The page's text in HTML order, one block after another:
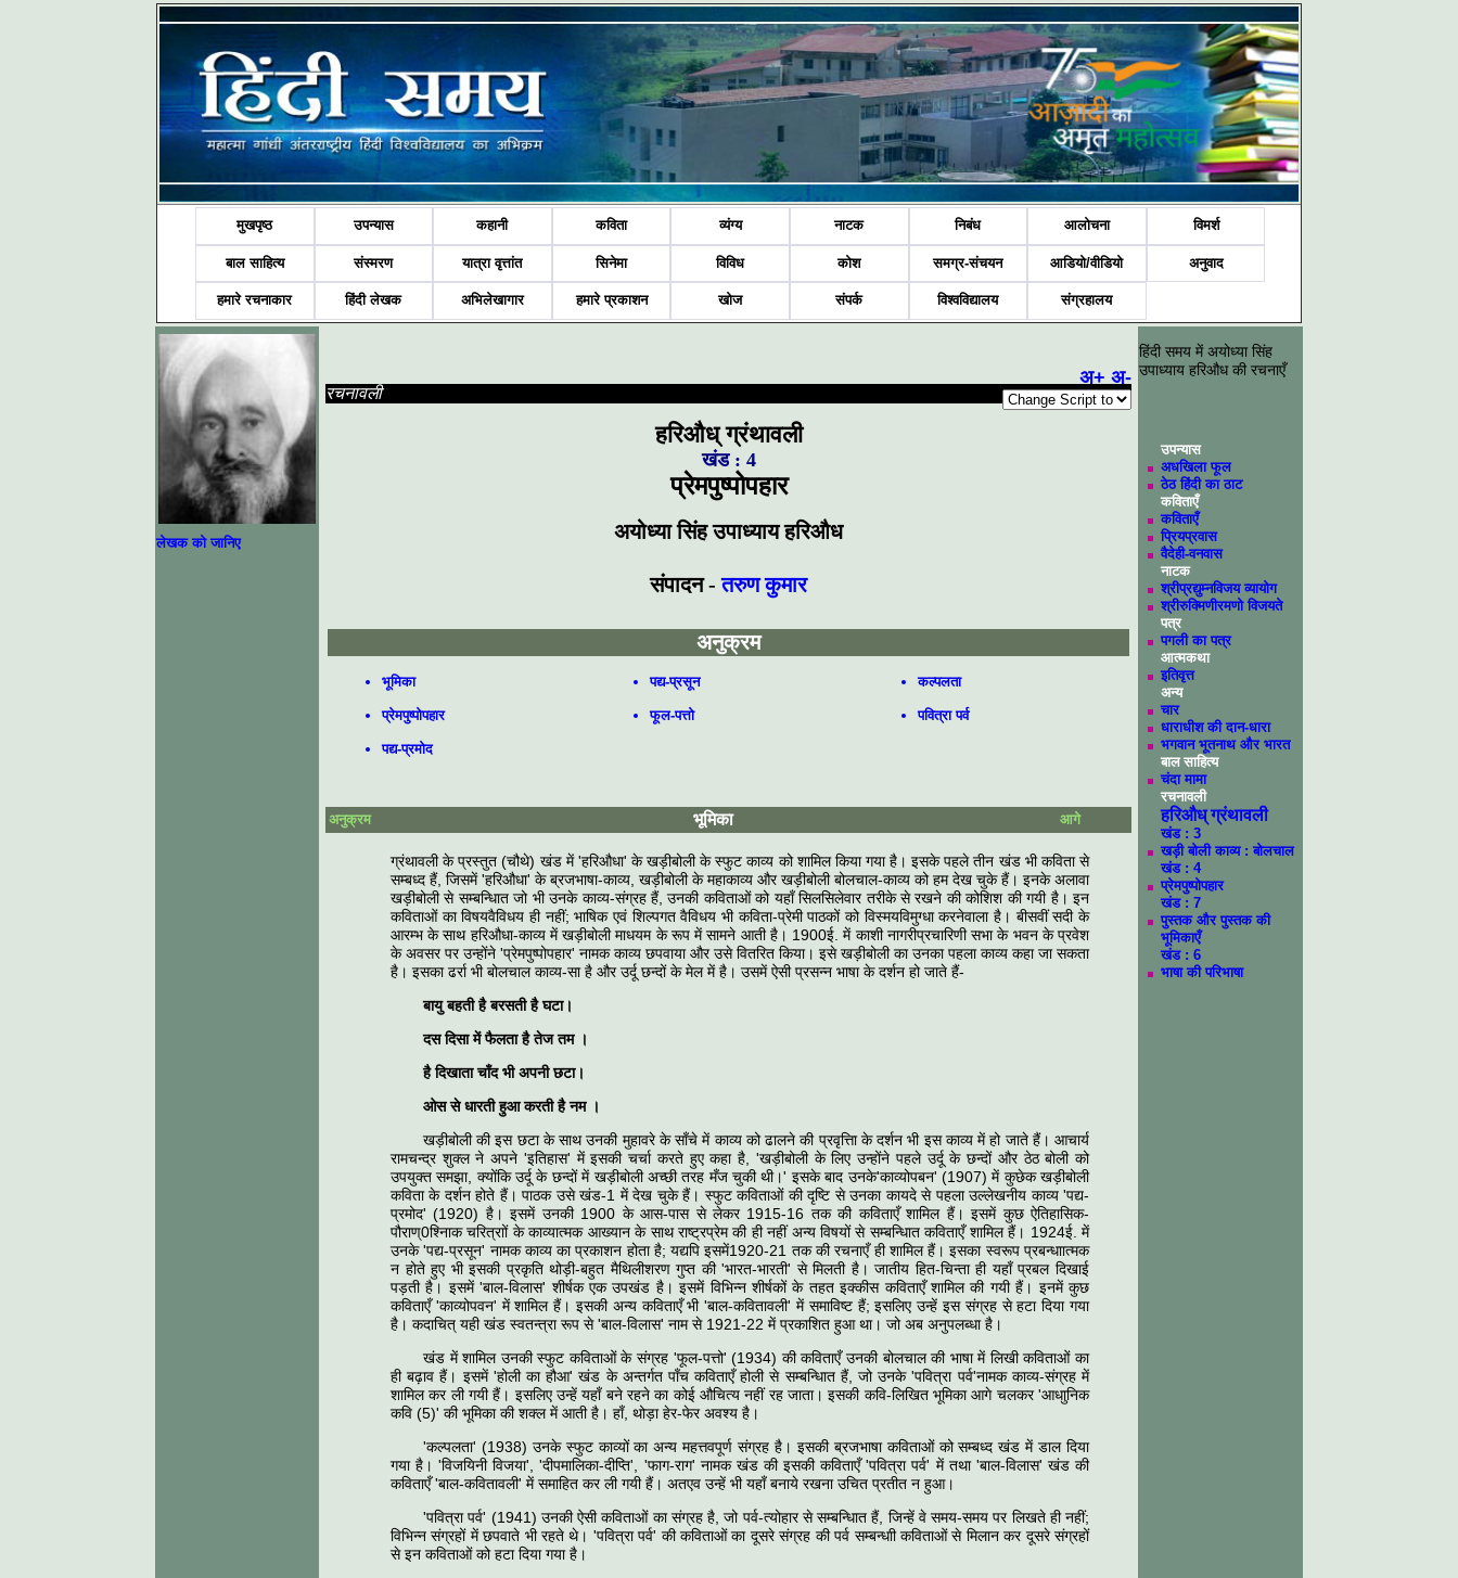
मुखपृष्ठ उपन्यास कहानी कविता व्यंग्य नाटक निबंध आलोचना विमर्श
बाल साहित्य संस्मरण यात्रा वृत्तांत सिनेमा विविध कोश समग्र-संचयन आडियो/वीडियो अनुवाद
हमारे रचनाकार हिंदी लेखक अभिलेखागार हमारे प्रकाशन खोज संपर्क विश्वविद्यालय संग्रहालय
लेखक को जानिए
अ+ अ-
रचनावली
हरिऔध् ग्रंथावली
खंड : 4
प्रेमपुष्पोपहार
अयोध्या सिंह उपाध्याय हरिऔध
संपादन -तरुण कुमार
अनुक्रम
भूमिका
प्रेमपुष्पोपहार
पद्य-प्रमोद
पद्य-प्रसून
फूल-पत्तो
कल्पलता
पवित्रा पर्व
अनुक्रम भूमिका आगे
ग्रंथावली के प्रस्तुत (चौथे) खंड में 'हरिऔधा' के खड़ीबोली के स्फुट काव्य को शामिल किया गया है। इसके पहले तीन खंड भी कविता से
सम्बध्द हैं, जिसमें 'हरिऔधा' के ब्रजभाषा-काव्य, खड़ीबोली के महाकाव्य और खड़ीबोली बोलचाल-काव्य को हम देख चुके हैं। इनके अलावा
खड़ीबोली से सम्बन्धिात जो भी उनके काव्य-संग्रह हैं, उनकी कविताओं को यहाँ सिलसिलेवार तरीके से रखने की कोशिश की गयी है। इन
कविताओं का विषयवैविधय ही नहीं; भाषिक एवं शिल्पगत वैविधय भी कविता-प्रेमी पाठकों को विस्मयविमुग्धा करनेवाला है। बीसवीं सदी के
आरम्भ के साथ हरिऔधा-काव्य में खड़ीबोली माधयम के रूप में सामने आती है। 1900ई. में काशी नागरीप्रचारिणी सभा के भवन के प्रवेश
के अवसर पर उन्होंने 'प्रेमपुष्पोपहार' नामक काव्य छपवाया और उसे वितरित किया। इसे खड़ीबोली का उनका पहला काव्य कहा जा सकता
है। इसका ढर्रा भी बोलचाल काव्य-सा है और उर्दू छन्दों के मेल में है। उसमें ऐसी प्रसन्न भाषा के दर्शन हो जाते हैं-
बायु बहती है बरसती है घटा।
दस दिसा में फैलता है तेज तम ।
है दिखाता चाँद भी अपनी छटा।
ओस से धारती हुआ करती है नम ।
खड़ीबोली की इस छटा के साथ उनकी मुहावरे के साँचे में काव्य को ढालने की प्रवृत्तिा के दर्शन भी इस काव्य में हो जाते हैं। आचार्य
रामचन्द्र शुक्ल ने अपने 'इतिहास' में इसकी चर्चा करते हुए कहा है, 'खड़ीबोली के लिए उन्होंने पहले उर्दू के छन्दों और ठेठ बोली को
उपयुक्त समझा, क्योंकि उर्दू के छन्दों में खड़ीबोली अच्छी तरह मँज चुकी थी।' इसके बाद उनके'काव्योपबन' (1907) में कुछेक खड़ीबोली
कविता के दर्शन होते हैं। पाठक उसे खंड-1 में देख चुके हैं। स्फुट कविताओं की दृष्टि से उनका कायदे से पहला उल्लेखनीय काव्य 'पद्य-
प्रमोद' (1920) है। इसमें उनकी 1900 के आस-पास से लेकर 1915-16 तक की कविताएँ शामिल हैं। इसमें कुछ ऐतिहासिक-
पौराण्0श्निाक चरित्राों के काव्यात्मक आख्यान के साथ राष्ट्रप्रेम की ही नहीं अन्य विषयों से सम्बन्धिात कविताएँ शामिल हैं। 1924ई. में
उनके 'पद्य-प्रसून' नामक काव्य का प्रकाशन होता है; यद्यपि इसमें1920-21 तक की रचनाएँ ही शामिल हैं। इसका स्वरूप प्रबन्धाात्मक
न होते हुए भी इसकी प्रकृति थोड़ी-बहुत मैथिलीशरण गुप्त की 'भारत-भारती' से मिलती है। जातीय हित-चिन्ता ही यहाँ प्रबल दिखाई
पड़ती है। इसमें 'बाल-विलास' शीर्षक एक उपखंड है। इसमें विभिन्न शीर्षकों के तहत इक्कीस कविताएँ शामिल की गयी हैं। इनमें कुछ
कविताएँ 'काव्योपवन' में शामिल हैं। इसकी अन्य कविताएँ भी 'बाल-कवितावली' में समाविष्ट हैं; इसलिए उन्हें इस संग्रह से हटा दिया गया
है। कदाचित् यही खंड स्वतन्त्रा रूप से 'बाल-विलास' नाम से 1921-22 में प्रकाशित हुआ था। जो अब अनुपलब्धा है।
खंड में शामिल उनकी स्फुट कविताओं के संग्रह 'फूल-पत्तो' (1934) की कविताएँ उनकी बोलचाल की भाषा में लिखी कविताओं का
ही बढ़ाव हैं। इसमें 'होली का हौआ' खंड के अन्तर्गत पाँच कविताएँ होली से सम्बन्धिात हैं, जो उनके 'पवित्रा पर्व'नामक काव्य-संग्रह में
शामिल कर ली गयी हैं। इसलिए उन्हें यहाँ बने रहने का कोई औचित्य नहीं रह जाता। इसकी कवि-लिखित भूमिका आगे चलकर 'आधाुनिक
कवि (5)' की भूमिका की शक्ल में आती है। हाँ, थोड़ा हेर-फेर अवश्य है।
'कल्पलता' (1938) उनके स्फुट काव्यों का अन्य महत्तवपूर्ण संग्रह है। इसकी ब्रजभाषा कविताओं को सम्बध्द खंड में डाल दिया
गया है। 'विजयिनी विजया', 'दीपमालिका-दीप्ति', 'फाग-राग' नामक खंड की इसकी कविताएँ 'पवित्रा पर्व' में तथा 'बाल-विलास' खंड की
कविताएँ 'बाल-कवितावली' में समाहित कर ली गयी हैं। अतएव उन्हें भी यहाँ बनाये रखना उचित प्रतीत न हुआ।
'पवित्रा पर्व' (1941) उनकी ऐसी कविताओं का संग्रह है, जो पर्व-त्योहार से सम्बन्धिात हैं, जिन्हें वे समय-समय पर लिखते ही नहीं;
विभिन्न संग्रहों में छपवाते भी रहते थे। 'पवित्रा पर्व' की कविताओं का दूसरे संग्रह की पर्व सम्बन्धाी कविताओं से मिलान कर दूसरे संग्रहों
से इन कविताओं को हटा दिया गया है।
हिंदी समय में अयोध्या सिंह
उपाध्याय हरिऔध की रचनाएँ
उपन्यास
अधखिला फूल
ठेठ हिंदी का ठाट
कविताएँ
कविताएँ
प्रियप्रवास
वैदेही-वनवास
नाटक
श्रीप्रद्युम्नविजय व्यायोग
श्रीरुक्मिणीरमणो विजयते
पत्र
पगली का पत्र
आत्मकथा
इतिवृत्त
अन्य
चार
धाराधीश की दान-धारा
भगवान भूतनाथ और भारत
बाल साहित्य
चंदा मामा
रचनावली
हरिऔध् ग्रंथावली
खंड : 3
खड़ी बोली काव्य : बोलचाल
खंड : 4
प्रेमपुष्पोपहार
खंड : 7
पुस्तक और पुस्तक की
भूमिकाएँ
खंड : 6
भाषा की परिभाषा